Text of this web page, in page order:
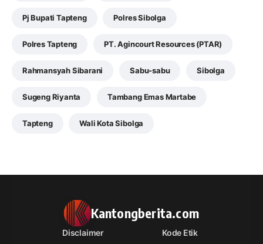
Pj Bupati Tapteng Polres Sibolga
Polres Tapteng PT. Agincourt Resources (PTAR)
Rahmansyah Sibarani Sabu-sabu Sibolga
Sugeng Riyanta Tambang Emas Martabe
Tapteng Wali Kota Sibolga
Kantongberita.com
Disclaimer Kode Etik